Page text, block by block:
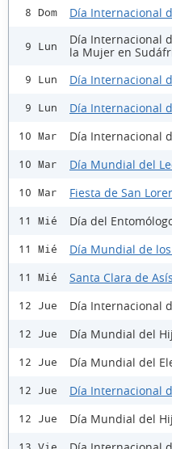
8 Dom Día Internacional
9 Lun
Día Internacional
la Mujer en
9 Lun Día Internacional
9 Lun Día Internacional
10 Mar Día Internacional
10 Mar Día Mundial del
10 Mar Fiesta de San
11 Mié Día del
11 Mié Día Mundial de
11 Mié Santa Clara de Asís
12 Jue Día Internacional
12 Jue Día Mundial del
12 Jue Día Mundial del
12 Jue Día Internacional
12 Jue Día Mundial del